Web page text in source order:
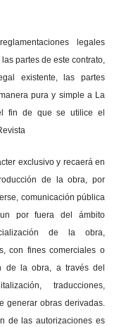
legales
partes de este contrato,
existente, las partes
pura y simple a La
fin de que se utilice el
exclusivo y recaerá en
de la obra, por
comunicación pública
por fuera del ámbito
de la obra,
con fines comerciales o
de la obra, a través del
traducciones,
generar obras derivadas.
de las autorizaciones es